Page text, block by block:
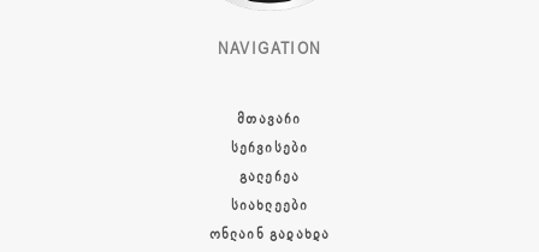
NAVIGATION
ᲛᲗᲐᲕᲐᲠᲘ
ᲡᲔᲠᲕᲘᲡᲔᲑᲘ
ᲒᲐᲚᲔᲠᲔᲐ
ᲡᲘᲐᲮᲚᲔᲔᲑᲘ
ᲝᲜᲚᲐᲘᲜ ᲒᲐᲓᲐᲮᲓᲐ